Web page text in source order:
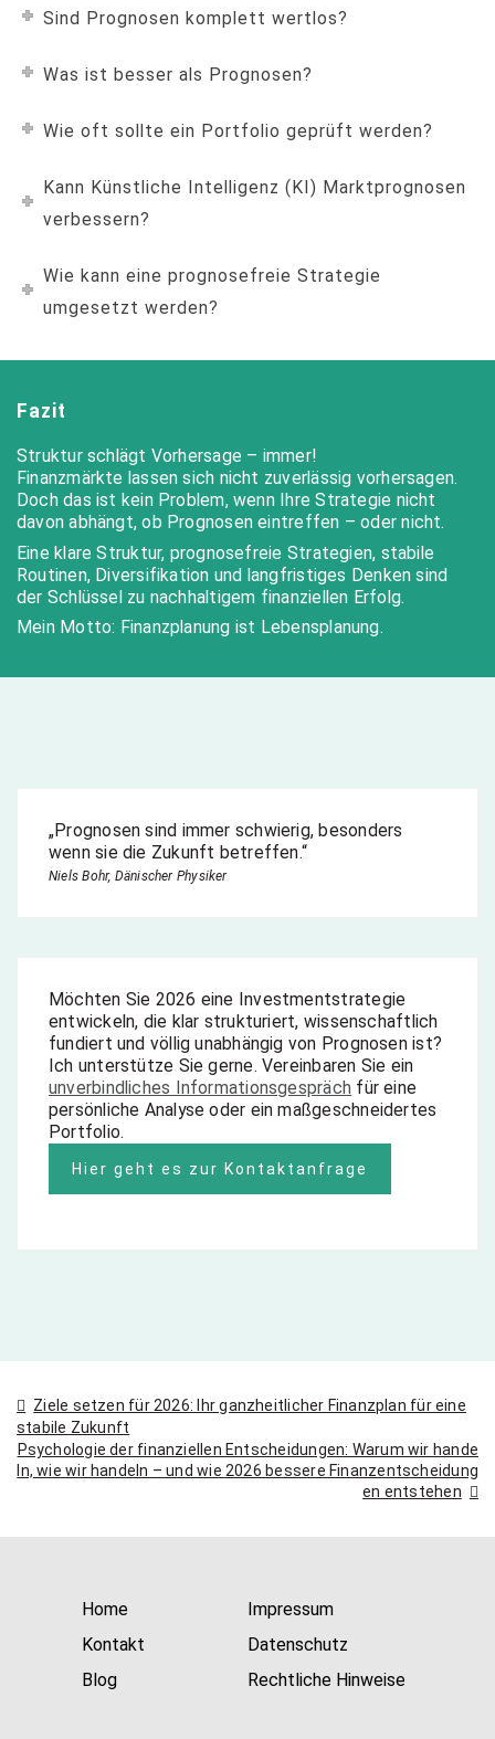
Sind Prognosen komplett wertlos?
Was ist besser als Prognosen?
Wie oft sollte ein Portfolio geprüft werden?
Kann Künstliche Intelligenz (KI) Marktprognosen
verbessern?
Wie kann eine prognosefreie Strategie
umgesetzt werden?
Fazit
Struktur schlägt Vorhersage – immer!
Finanzmärkte lassen sich nicht zuverlässig vorhersagen.
Doch das ist kein Problem, wenn Ihre Strategie nicht
davon abhängt, ob Prognosen eintreffen – oder nicht.
Eine klare Struktur, prognosefreie Strategien, stabile
Routinen, Diversifikation und langfristiges Denken sind
der Schlüssel zu nachhaltigem finanziellen Erfolg.
Mein Motto: Finanzplanung ist Lebensplanung.
„Prognosen sind immer schwierig, besonders
wenn sie die Zukunft betreffen.“
Niels Bohr, Dänischer Physiker
Möchten Sie 2026 eine Investmentstrategie
entwickeln, die klar strukturiert, wissenschaftlich
fundiert und völlig unabhängig von Prognosen ist?
Ich unterstütze Sie gerne. Vereinbaren Sie ein
unverbindliches Informationsgespräch für eine
persönliche Analyse oder ein maßgeschneidertes
Portfolio.
Hier geht es zur Kontaktanfrage
Beitragsnavigation
Ziele setzen für 2026: Ihr ganzheitlicher Finanzplan für eine
stabile Zukunft
Psychologie der finanziellen Entscheidungen: Warum wir hande
ln, wie wir handeln – und wie 2026 bessere Finanzentscheidung
en entstehen
Home
Kontakt
Blog
Impressum
Datenschutz
Rechtliche Hinweise